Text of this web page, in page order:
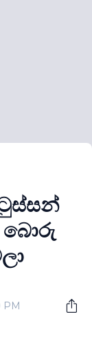
බොරු
PM